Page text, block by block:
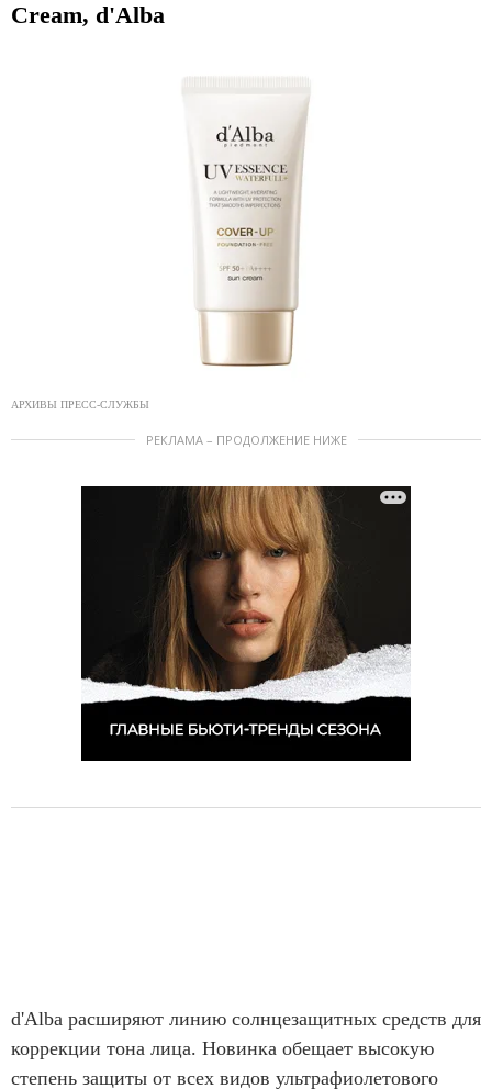
Cream, d'Alba
АРХИВЫ ПРЕСС-СЛУЖБЫ
РЕКЛАМА – ПРОДОЛЖЕНИЕ НИЖЕ
d'Alba расширяют линию солнцезащитных средств для
коррекции тона лица. Новинка обещает высокую
степень защиты от всех видов ультрафиолетового